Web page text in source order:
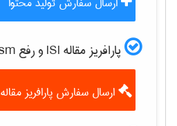
پارافریز مقاله ISI و رفع plagiarism
ارسال سفارش پارافریز مقاله